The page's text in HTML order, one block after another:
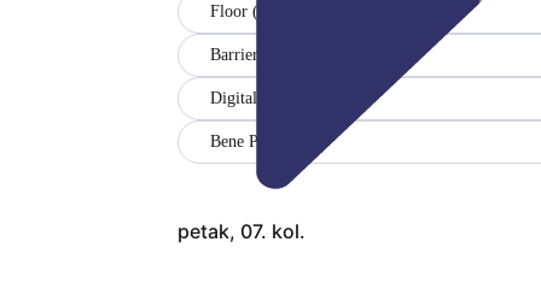
Floor (1. OG)
Barrier-free
Digitales Whiteboard
Bene Pixel™
petak, 07. kol.